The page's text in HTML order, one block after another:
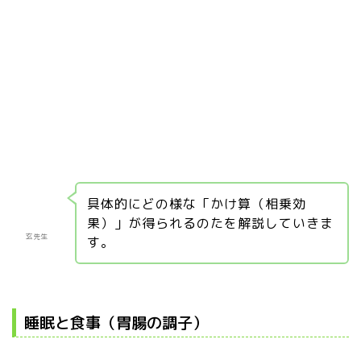
玄先生
具体的にどの様な「かけ算（相乗効
果）」が得られるのたを解説していきま
す。
睡眠と食事（胃腸の調子）